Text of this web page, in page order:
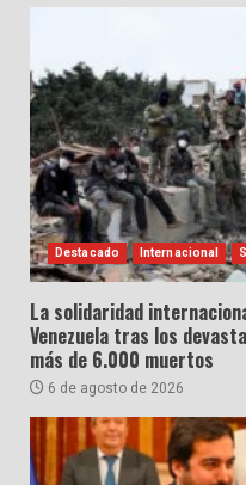
Destacado Internacional
La solidaridad
Venezuela tras los
más de 6.000 muertos
6 de agosto de 2026